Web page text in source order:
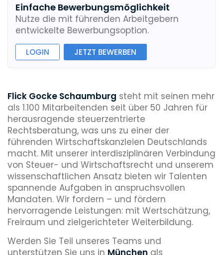
Einfache Bewerbungsmöglichkeit
Nutze die mit führenden Arbeitgebern
entwickelte Bewerbungsoption.
LOGIN JETZT BEWERBEN
Flick Gocke Schaumburg steht mit seinen mehr
als 1.100 Mitarbeitenden seit über 50 Jahren für
herausragende steuerzentrierte
Rechtsberatung, was uns zu einer der
führenden Wirtschaftskanzleien Deutschlands
macht. Mit unserer interdisziplinären Verbindung
von Steuer- und Wirtschaftsrecht und unserem
wissenschaftlichen Ansatz bieten wir Talenten
spannende Aufgaben in anspruchsvollen
Mandaten. Wir fordern – und fördern
hervorragende Leistungen: mit Wertschätzung,
Freiraum und zielgerichteter Weiterbildung.
Werden Sie Teil unseres Teams und
unterstützen Sie uns in München als